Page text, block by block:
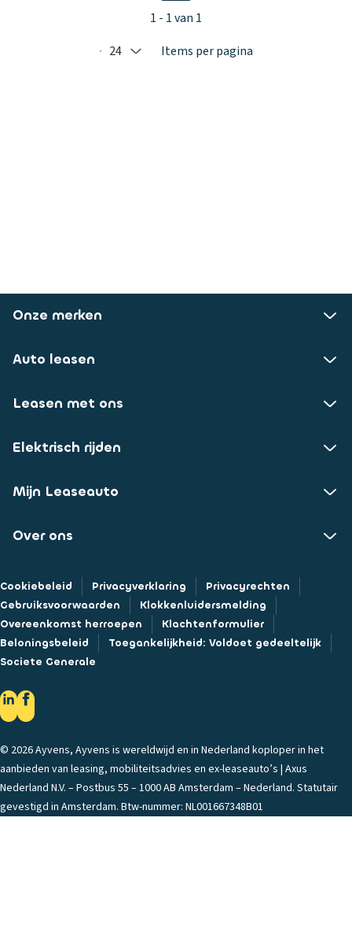
Selected: 24
24 Items per pagina
1 - 1 van 1
Onze merken
Auto leasen
Leasen met ons
Elektrisch rijden
Mijn Leaseauto
Over ons
Cookiebeleid Privacyverklaring
Privacyrechten
Gebruiksvoorwaarden
Klokkenluidersmelding
Overeenkomst herroepen
Klachtenformulier
Beloningsbeleid
Toegankelijkheid: Voldoet gedeeltelijk
Societe Generale
© 2026 Ayvens, Ayvens is wereldwijd en in Nederland koploper in het
aanbieden van leasing, mobiliteitsadvies en ex-leaseauto’s | Axus
Nederland N.V. – Postbus 55 – 1000 AB Amsterdam – Nederland. Statutair
gevestigd in Amsterdam. Btw-nummer: NL001667348B01